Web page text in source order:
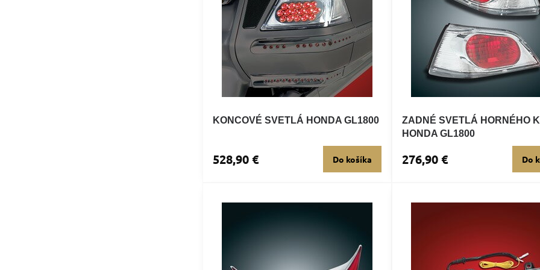
KONCOVÉ SVETLÁ HONDA GL1800
528,90 € Do košíka
ZADNÉ SVETLÁ HORNÉHO
HONDA GL1800
276,90 € Do